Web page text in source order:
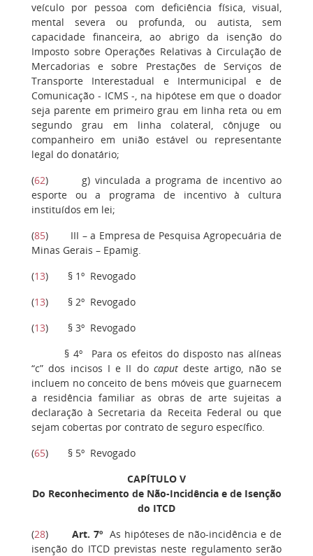
veículo por pessoa com deficiência física, visual,
mental severa ou profunda, ou autista, sem
capacidade financeira, ao abrigo da isenção do
Imposto sobre Operações Relativas à Circulação de
Mercadorias e sobre Prestações de Serviços de
Transporte Interestadual e Intermunicipal e de
Comunicação - ICMS -, na hipótese em que o doador
seja parente em primeiro grau em linha reta ou em
segundo grau em linha colateral, cônjuge ou
companheiro em união estável ou representante
legal do donatário;
(62) g) vinculada a programa de incentivo ao
esporte ou a programa de incentivo à cultura
instituídos em lei;
(85) III – a Empresa de Pesquisa Agropecuária de
Minas Gerais – Epamig.
(13) § 1º Revogado
(13) § 2º Revogado
(13) § 3º Revogado
§ 4º Para os efeitos do disposto nas alíneas
“c” dos incisos I e II do caputdeste artigo, não se
incluem no conceito de bens móveis que guarnecem
a residência familiar as obras de arte sujeitas a
declaração à Secretaria da Receita Federal ou que
sejam cobertas por contrato de seguro específico.
(65) § 5º Revogado
CAPÍTULO V
Do Reconhecimento de Não-Incidência e de Isenção
do ITCD
(28)Art. 7ºAs hipóteses de não-incidência e de
isenção do ITCD previstas neste regulamento serão